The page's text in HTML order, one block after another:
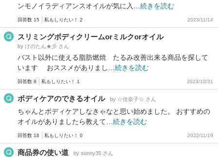
ンモノイラディアンスオイルが気に入… 続きを読む
回答数 15 私もしりたい！ 2 2023/11/14
スリミングボディクリームorミルクorオイル
by けのたん★彡 さん
バスト以外に使える脂肪燃焼 たるみ改善出来る商品を探して
います おススメがありまし… 続きを読む
回答数 8 私もしりたい！ 1 2023/10/31
ボディケアのできるオイル by ☆佳奈子☆ さん
ちゃんとボディケアしなきゃなと思い始めました。 おすすめの
オイルがありましたら教えて… 続きを読む
回答数 16 私もしりたい！ 0 2022/11/19
商品券の使い道 by sunny35 さん